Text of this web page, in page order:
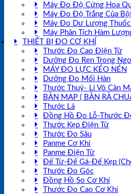
Máy Đo Độ Cứng Hoa
Máy Đo Độ Trắng Của
Máy Đo Dư Lượng Thuốc
Máy Phân Tích Hàm
THIẾT BỊ ĐO CƠ KHÍ
Thước Đo Cao Điện Tử
Dưỡng Đo Ren Trong
MÁY ĐO LỰC KÉO NÉN
Dưỡng Đo Mối Hàn
Thước Thuỷ- Li Vô Cân
BÀN MAP ( BÀN RÀ
Thước Lá
Đồng Hồ Đo Lỗ-Thước
Thước Kẹp Điện Tử
Thước Đo Sâu
Panme Cơ Khí
Panme Điện Tử
Đế Từ-Đế Gá-Đế Kẹp
Thước Đo Góc
Đồng Hồ So Cơ Khí
Thước Đo Cao Cơ Khí